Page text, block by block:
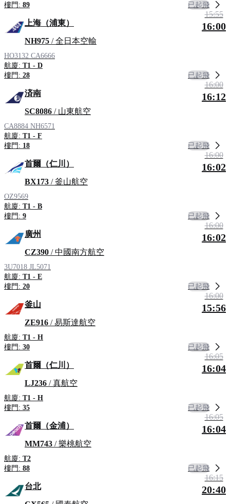
樓門: 89 已起飛
上海（浦東）
NH975 / 全日本空輸
HO3132 CA6666
航廈: T1 - D
樓門: 28
15:55
16:00
已起飛
済南
SC8086 / 山東航空
CA8884 NH6571
航廈: T1 - F
樓門: 18
16:00
16:12
已起飛
首爾（仁川）
BX173 / 釜山航空
OZ9569
航廈: T1 - B
樓門: 9
16:00
16:02
已起飛
廣州
CZ390 / 中國南方航空
3U7018 JL5071
航廈: T1 - E
樓門: 20
16:00
16:02
已起飛
釜山
ZE916 / 易斯達航空
航廈: T1 - H
樓門: 30
16:00
15:56
已起飛
首爾（仁川）
LJ236 / 真航空
航廈: T1 - H
樓門: 35
16:05
16:04
已起飛
首爾（金浦）
MM743 / 樂桃航空
航廈: T2
樓門: 88
16:05
16:04
已起飛
台北
16:15
20:40